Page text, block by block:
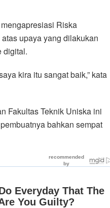
Riska
upaya yang dilakukan
digital.
kira itu sangat baik,” kata
Fakultas Teknik Uniska ini
bahkan sempat